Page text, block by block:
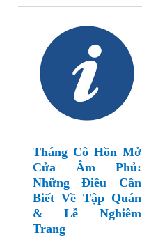
Tháng Cô Hồn Mở
Cửa Âm Phủ:
Những Điều Cần
Biết Về Tập Quán
& Lễ Nghiêm
Trang